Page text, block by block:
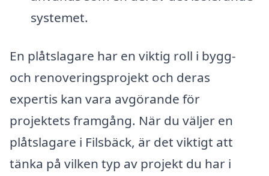
systemet.
En plåtslagare har en viktig roll i bygg-
och renoveringsprojekt och deras
expertis kan vara avgörande för
projektets framgång. När du väljer en
plåtslagare i Filsbäck, är det viktigt att
tänka på vilken typ av projekt du har i